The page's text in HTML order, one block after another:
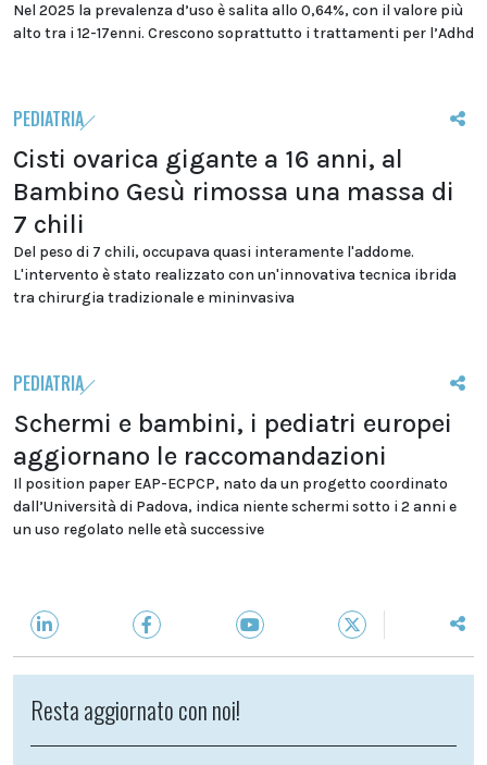
Nel 2025 la prevalenza d’uso è salita allo 0,64%, con il valore più
alto tra i 12-17enni. Crescono soprattutto i trattamenti per l’Adhd
PEDIATRIA
Cisti ovarica gigante a 16 anni, al
Bambino Gesù rimossa una massa di
7 chili
Del peso di 7 chili, occupava quasi interamente l'addome.
L'intervento è stato realizzato con un'innovativa tecnica ibrida
tra chirurgia tradizionale e mininvasiva
PEDIATRIA
Schermi e bambini, i pediatri europei
aggiornano le raccomandazioni
Il position paper EAP-ECPCP, nato da un progetto coordinato
dall’Università di Padova, indica niente schermi sotto i 2 anni e
un uso regolato nelle età successive
Resta aggiornato con noi!